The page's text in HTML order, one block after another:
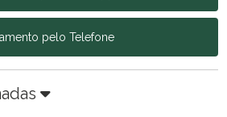
pelo Telefone